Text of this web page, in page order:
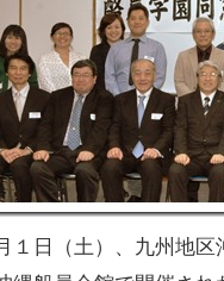
１日（土）、九州地区